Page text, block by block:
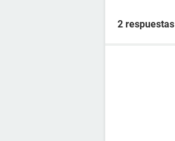
2 respuestas